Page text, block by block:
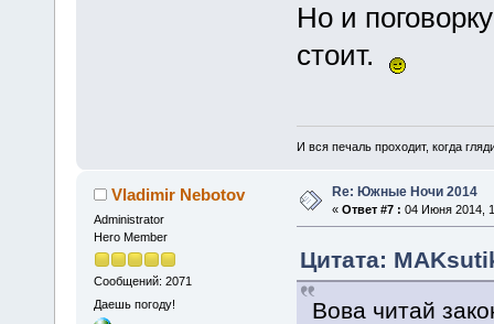
Но и
стоит.
И вся печаль проходит, когда
Vladimir Nebotov
Administrator
Hero Member
Сообщений: 2071
Даешь погоду!
Re: Южные Ночи 2014
« Ответ #7 : 04 Июня 2014,
Цитата:
Вова читай